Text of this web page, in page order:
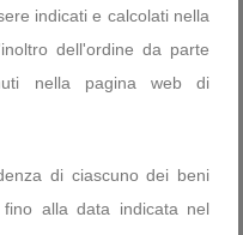
indicati e calcolati nella
dell'ordine da parte
nella pagina web di
di ciascuno dei beni
alla data indicata nel